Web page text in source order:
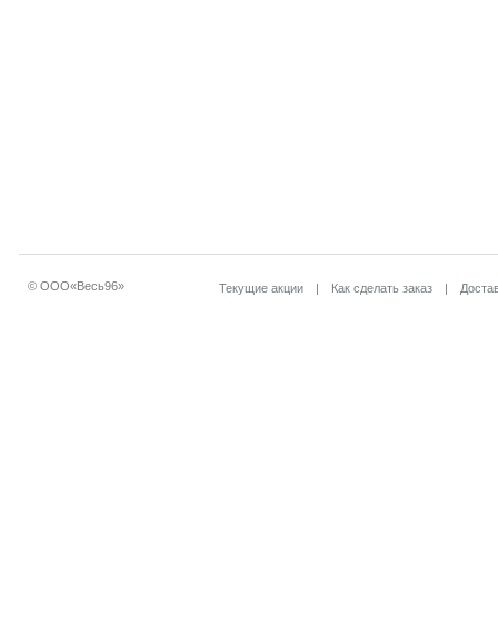
© ООО«Весь96» Текущие акции | Как сделать заказ |